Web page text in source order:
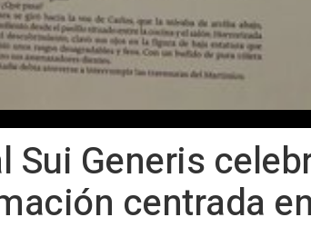
Sui Generis
centrada